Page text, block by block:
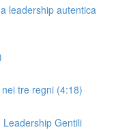
leadership autentica
tre regni (4:18)
Gentili